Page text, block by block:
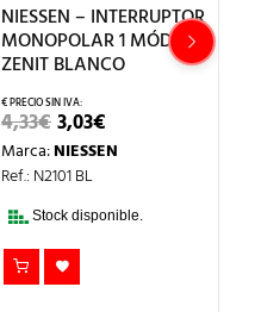
NIESSEN – INTERRUPTOR
MONOPOLAR 1 MÓDULO
ZENIT BLANCO
4,33€EL
PRECIO
ORIGINAL
ERA:
3,03€PRECIO
ACTUAL
Marca:NIESSEN
Ref.: N2101 BL
Stock disponible.